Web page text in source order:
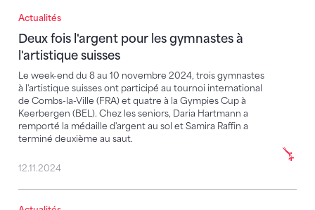
Actualités
Deux fois l'argent pour les gymnastes à
l'artistique suisses
Le week-end du 8 au 10 novembre 2024, trois gymnastes
à l'artistique suisses ont participé au tournoi international
de Combs-la-Ville (FRA) et quatre à la Gympies Cup à
Keerbergen (BEL). Chez les seniors, Daria Hartmann a
remporté la médaille d'argent au sol et Samira Raffin a
terminé deuxième au saut.
Deux fois l'argent pour les gymnastes à l'artistique
12.11.2024